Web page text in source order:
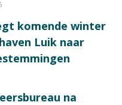
komende winter
Luik naar
na